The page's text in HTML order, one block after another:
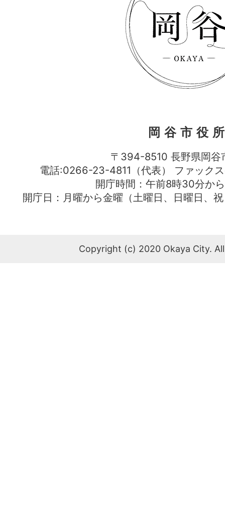
岡谷市役
〒394-8510 長野県岡谷
電話:0266-23-4811（代表） ファッ
開庁時間：午前8時30分か
開庁日：月曜から金曜（土曜日、日曜日、
Copyright (c) 2020 Okaya City.